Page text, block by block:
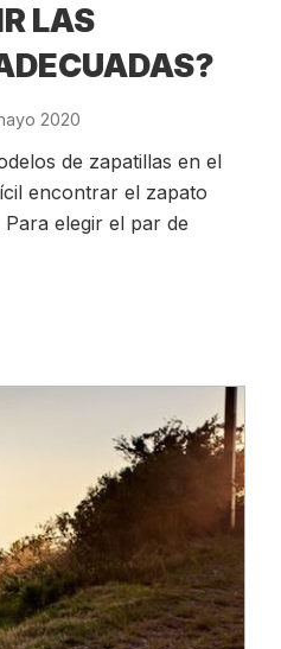
LAS
2020
de zapatillas en el
encontrar el zapato
elegir el par de